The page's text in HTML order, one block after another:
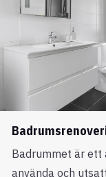
Badrummet är ett
använda och